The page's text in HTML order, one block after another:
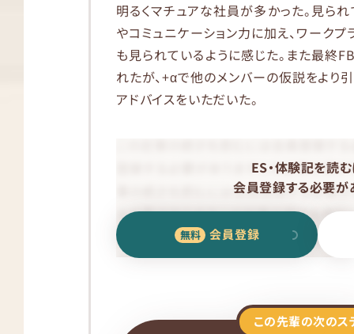
明るくマチュアな社員が多かった。見ら
やコミュニケーション力に加え、ワーク
も見られているように感じた。また最終
れたが、+αで他のメンバーの仮説をより
アドバイスをいただいた。
ES・体験記を読む
会員登録する必要が
会員登録
この先輩の次のス